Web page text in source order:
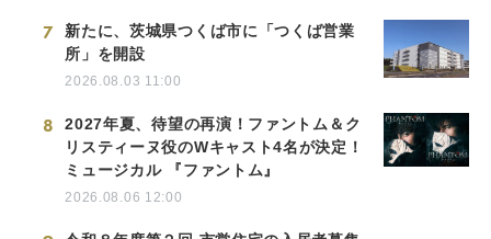
7
新たに、茨城県つくば市に「つくば営業
所」を開設
2026.08.03 11:00
8
2027年夏、待望の再演！ファントム＆ク
リスティーヌ役のWキャスト4名が決定！
ミュージカル 『ファントム』
2026.08.06 12:00